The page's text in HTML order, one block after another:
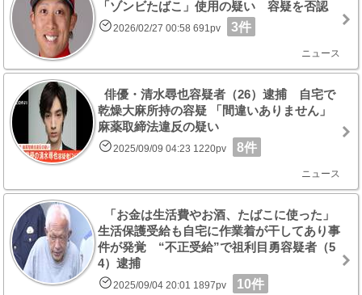
「ゾンビたばこ」使用の疑い 容疑を否認
2026/02/27 00:58 691pv 3件
ニュース
俳優・清水尋也容疑者（26）逮捕 自宅で
乾燥大麻所持の容疑 「間違いありません」
麻薬取締法違反の疑い
2025/09/09 04:23 1220pv 8件
ニュース
「お金は生活費やお酒、たばこに使った」
生活保護受給も自宅に作業着が干してあり事
件が発覚 “不正受給”で祖利目勇容疑者（5
4）逮捕
2025/09/04 20:01 1897pv 10件